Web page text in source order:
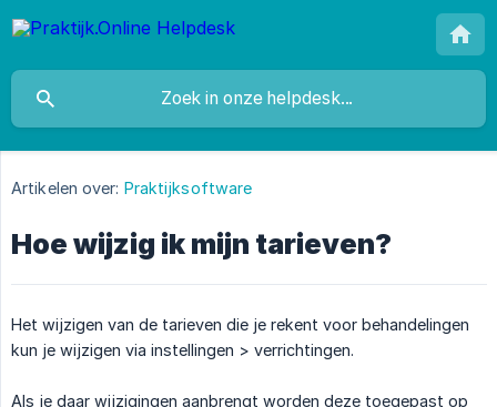
Artikelen over: Praktijksoftware
Hoe wijzig ik mijn tarieven?
Het wijzigen van de tarieven die je rekent voor behandelingen
kun je wijzigen via instellingen > verrichtingen.
Als je daar wijzigingen aanbrengt worden deze toegepast op